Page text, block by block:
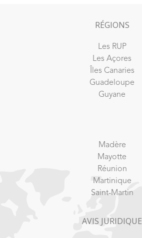
RÉGIONS
Les RUP
Les Açores
Îles Canaries
Guadeloupe
Guyane
Madère
Mayotte
Réunion
Martinique
Saint-Martin
AVIS JURIDIQUE